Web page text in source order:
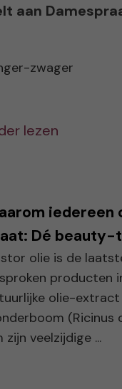
aan
lezen
iedereen
Dé beauty-
olie is de
producten
olie-
(Ricinus
zijn veelzijdige ...